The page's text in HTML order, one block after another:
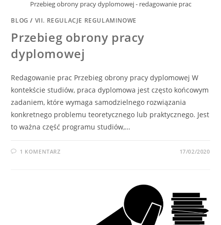
Przebieg obrony pracy dyplomowej - redagowanie prac
BLOG / VII. REGULACJE REGULAMINOWE
Przebieg obrony pracy
dyplomowej
Redagowanie prac Przebieg obrony pracy dyplomowej W
kontekście studiów, praca dyplomowa jest często końcowym
zadaniem, które wymaga samodzielnego rozwiązania
konkretnego problemu teoretycznego lub praktycznego. Jest
to ważna część programu studiów,…
1 KOMENTARZ 17/02/2020